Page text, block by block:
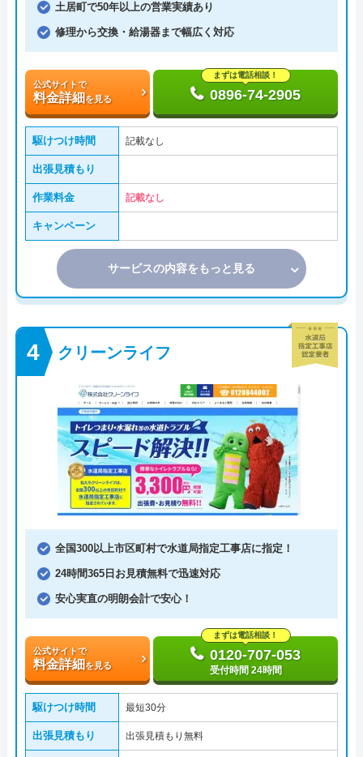
土居町で50年以上の営業実績あり
修理から交換・給湯器まで幅広く対応
公式サイトで
料金詳細を見る
まずは電話相談！
0896-74-2905
駆けつけ時間 記載なし
出張見積もり
作業料金 記載なし
キャンペーン
サービスの内容をもっと見る
クリーンライフ
全国300以上市区町村で水道局指定工事店に指定！
24時間365日お見積無料で迅速対応
安心実直の明朗会計で安心！
公式サイトで
料金詳細を見る
まずは電話相談！
0120-707-053
受付時間 24時間
駆けつけ時間 最短30分
出張見積もり 出張見積もり無料